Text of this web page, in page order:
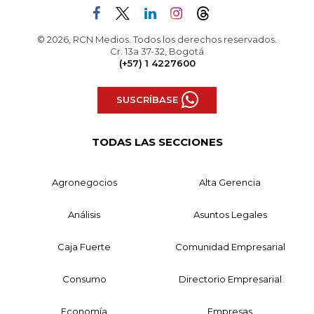
© 2026, RCN Medios. Todos los derechos reservados.
Cr. 13a 37-32, Bogotá
(+57) 1 4227600
SUSCRÍBASE
TODAS LAS SECCIONES
Agronegocios Alta Gerencia
Análisis Asuntos Legales
Caja Fuerte Comunidad Empresarial
Consumo Directorio Empresarial
Economía Empresas